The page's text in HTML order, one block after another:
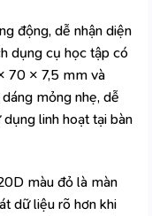
động, dễ nhận diện
dụng cụ học tập có
70 × 7,5 mm và
mỏng nhẹ, dễ
linh hoạt tại bàn
màu đỏ là màn
dữ liệu rõ hơn khi